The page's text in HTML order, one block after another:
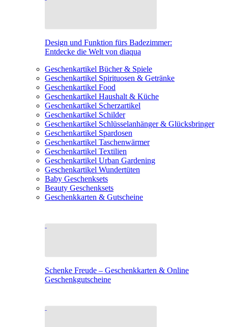
Design und Funktion fürs Badezimmer:
Entdecke die Welt von diaqua
Geschenkartikel Bücher & Spiele
Geschenkartikel Spirituosen & Getränke
Geschenkartikel Food
Geschenkartikel Haushalt & Küche
Geschenkartikel Scherzartikel
Geschenkartikel Schilder
Geschenkartikel Schlüsselanhänger & Glücksbringer
Geschenkartikel Spardosen
Geschenkartikel Taschenwärmer
Geschenkartikel Textilien
Geschenkartikel Urban Gardening
Geschenkartikel Wundertüten
Baby Geschenksets
Beauty Geschenksets
Geschenkkarten & Gutscheine
Schenke Freude – Geschenkkarten & Online
Geschenkgutscheine